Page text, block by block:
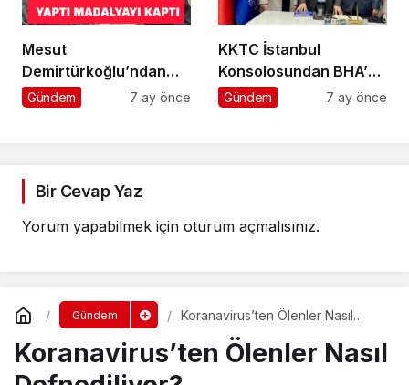
Mesut
Demirtürkoğlu’ndan
Örnek Davranış
Gündem 7 ay önce
KKTC İstanbul
Konsolosundan BHA’ya
Ziyaret
Gündem 7 ay önce
Bir Cevap Yaz
Yorum yapabilmek için oturum açmalısınız.
Gündem
Koranavirus’ten Ölenler Nasıl
Koranavirus’ten Ölenler Nasıl